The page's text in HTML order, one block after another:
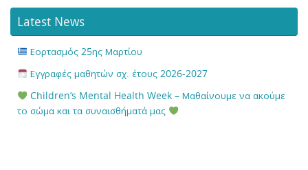
Latest News
Εορτασμός 25ης Μαρτίου
Εγγραφές μαθητών σχ. έτους 2026-2027
Children’s Mental Health Week – Μαθαίνουμε να ακούμε
το σώμα και τα συναισθήματά μας